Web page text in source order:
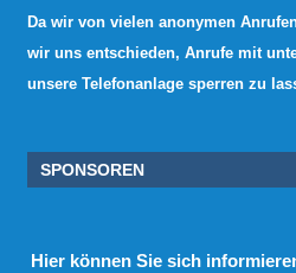
Da wir von vielen anonymen
wir uns entschieden, Anrufe mit
unsere Telefonanlage sperren zu
SPONSOREN
Hier können Sie sich